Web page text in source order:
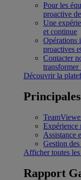
Pour les
proactive
Une
et continue
Opérations
proactives
Contacter
transformer
Découvrir la
Expérience
Assistance
Gestion
Afficher toutes
Rapport